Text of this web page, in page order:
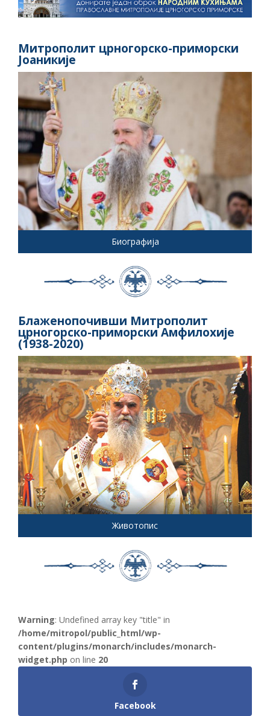
Митрополит црногорско-приморски
Јоаникије
Биографија
Блаженопочивши Митрополит
црногорско-приморски Амфилохије
(1938-2020)
Животопис
Warning: Undefined array key "title" in
/home/mitropol/public_html/wp-
content/plugins/monarch/includes/monarch-
widget.php on line 20
Facebook